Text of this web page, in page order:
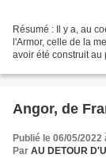
Résumé : Il y a, au
l'Armor, celle de la
avoir été construit au
Angor, de
Publié le 06/05/2022
Par AU DETOUR